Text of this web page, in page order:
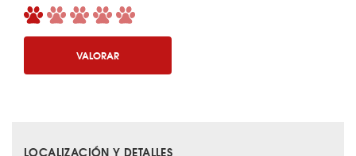
VALORAR
LOCALIZACIÓN Y DETALLES